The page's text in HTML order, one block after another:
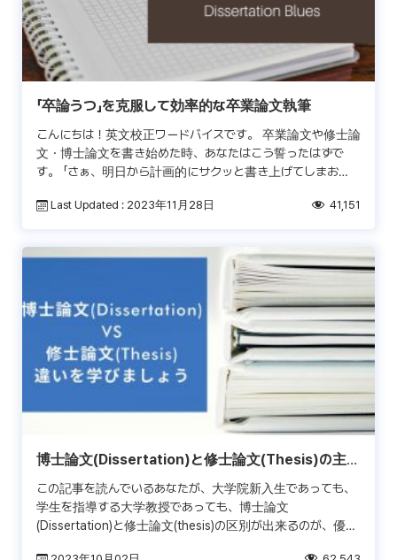
「卒論うつ」を克服して効率的な卒業論文執筆
こんにちは！英文校正ワードバイスです。 卒業論文や修士論
文・博士論文を書き始めた時、あなたはこう誓ったはずで
す。 「さぁ、明日から計画的にサクッと書き上げてしまお
Last Updated : 2023年11月28日 41,151
博士論文(Dissertation)と修士論文(Thesis)の主な
違い
この記事を読んでいるあなたが、大学院新入生であっても、
学生を指導する大学教授であっても、博士論文
(Dissertation)と修士論文(thesis)の区別が出来るのが、優れ